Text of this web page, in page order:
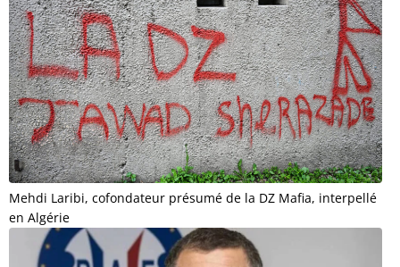
Mehdi Laribi, cofondateur présumé de la DZ Mafia, interpellé
en Algérie